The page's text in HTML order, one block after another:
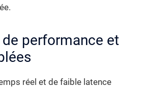
performance et
réel et de faible latence